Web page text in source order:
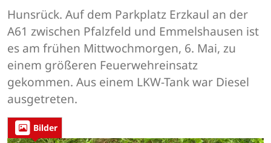
Hunsrück. Auf dem Parkplatz Erzkaul an der
A61 zwischen Pfalzfeld und Emmelshausen ist
es am frühen Mittwochmorgen, 6. Mai, zu
einem größeren Feuerwehreinsatz
gekommen. Aus einem LKW-Tank war Diesel
ausgetreten.
Bilder